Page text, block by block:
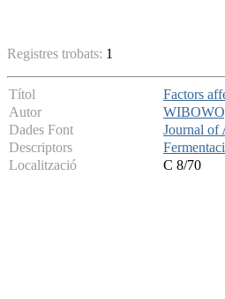
Registres trobats: 1
Títol
Factors
Autor
Dades Font
Journal of
Descriptors
Localització
C 8/70